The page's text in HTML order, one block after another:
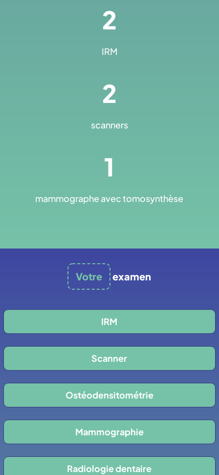
2
IRM
2
scanners
1
mammographe avec tomosynthèse
Votre examen
IRM
Scanner
Ostéodensitométrie
Mammographie
Radiologie dentaire